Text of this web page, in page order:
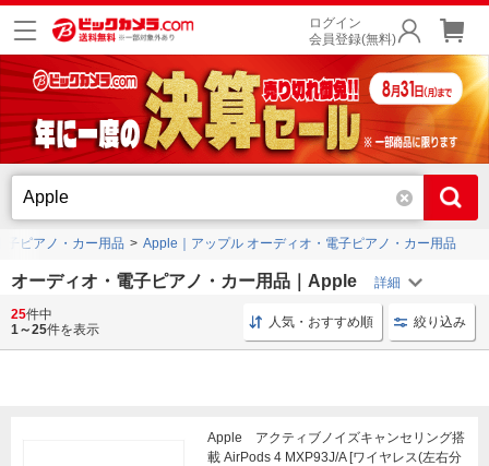
ログイン
会員登録(無料)
子ピアノ・カー用品 Apple｜アップル オーディオ・電子ピアノ・カー用品
オーディオ・電子ピアノ・カー用品｜Apple
ホンダ 純正 純正パーツ 純正 純正パーツ ホンダ
25件中
1～25件を表示 人気・おすすめ順 絞り込み
Apple アクティブノイズキャンセリング搭
載 AirPods 4 MXP93J/A [ワイヤレス(左右分